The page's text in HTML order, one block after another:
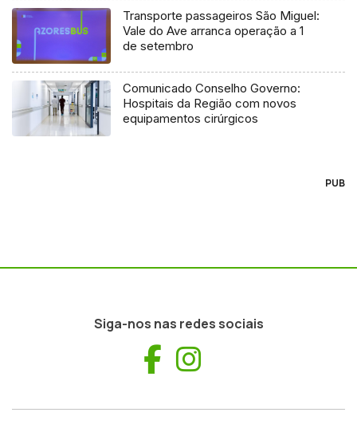
Transporte passageiros São Miguel:
Vale do Ave arranca operação a 1
de setembro
Comunicado Conselho Governo:
Hospitais da Região com novos
equipamentos cirúrgicos
PUB
Siga-nos nas redes sociais
Facebook